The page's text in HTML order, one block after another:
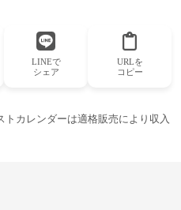
LINEで
シェア
URLを
コピー
トカレンダーは適格販売により収入